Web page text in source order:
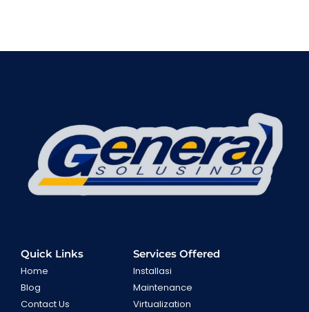
Quick Links
Home
Blog
Contact Us
Services Offered
Installasi
Maintenance
Virtualization